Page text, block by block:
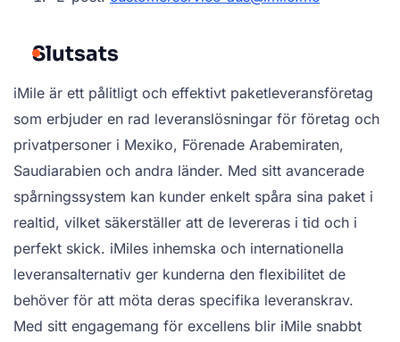
Slutsats
iMile är ett pålitligt och effektivt paketleveransföretag
som erbjuder en rad leveranslösningar för företag och
privatpersoner i Mexiko, Förenade Arabemiraten,
Saudiarabien och andra länder. Med sitt avancerade
spårningssystem kan kunder enkelt spåra sina paket i
realtid, vilket säkerställer att de levereras i tid och i
perfekt skick. iMiles inhemska och internationella
leveransalternativ ger kunderna den flexibilitet de
behöver för att möta deras specifika leveranskrav.
Med sitt engagemang för excellens blir iMile snabbt